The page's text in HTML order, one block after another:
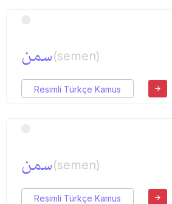
سمن(semen)
Resimli Türkçe Kamus
سمن(semen)
Resimli Türkçe Kamus